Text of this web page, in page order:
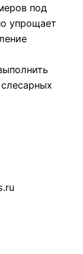
под
упрощает